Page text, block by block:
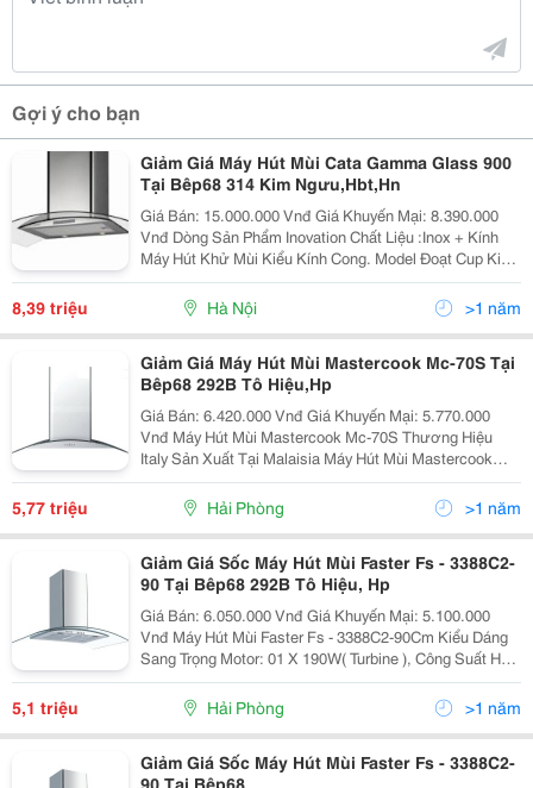
Gợi ý cho bạn
Giảm Giá Máy Hút Mùi Cata Gamma Glass 900
Tại Bêp68 314 Kim Ngưu,Hbt,Hn
Giá Bán: 15.000.000 Vnđ Giá Khuyến Mại: 8.390.000
Vnđ Dòng Sản Phẩm Inovation Chất Liệu :Inox + Kính
Máy Hút Khử Mùi Kiểu Kính Cong. Model Đoạt Cup Kiểu
Dáng Đẹp Do Hiệp Hội Các Nhà Tạo Mẫu Công Nghiệp
Trao Tặng
8,39 triệu Hà Nội >1 năm
Giảm Giá Máy Hút Mùi Mastercook Mc-70S Tại
Bêp68 292B Tô Hiệu,Hp
Giá Bán: 6.420.000 Vnđ Giá Khuyến Mại: 5.770.000
Vnđ Máy Hút Mùi Mastercook Mc-70S Thương Hiệu
Italy Sản Xuất Tại Malaisia Máy Hút Mùi Mastercook
Mc-70S Nhập Khẩu Nguyên Chiếc Cao Cấp Tại
Bep68.Vn - Showroom Và Đại Lý
5,77 triệu Hải Phòng >1 năm
Giảm Giá Sốc Máy Hút Mùi Faster Fs - 3388C2-
90 Tại Bêp68 292B Tô Hiệu, Hp
Giá Bán: 6.050.000 Vnđ Giá Khuyến Mại: 5.100.000
Vnđ Máy Hút Mùi Faster Fs - 3388C2-90Cm Kiểu Dáng
Sang Trọng Motor: 01 X 190W( Turbine ), Công Suất Hút:
850M3/H Độ Ồn: ≪= 60Db, Hút Siêu Êm Điều Khiển:
Phím Nhấn
5,1 triệu Hải Phòng >1 năm
Giảm Giá Sốc Máy Hút Mùi Faster Fs - 3388C2-
90 Tại Bêp68